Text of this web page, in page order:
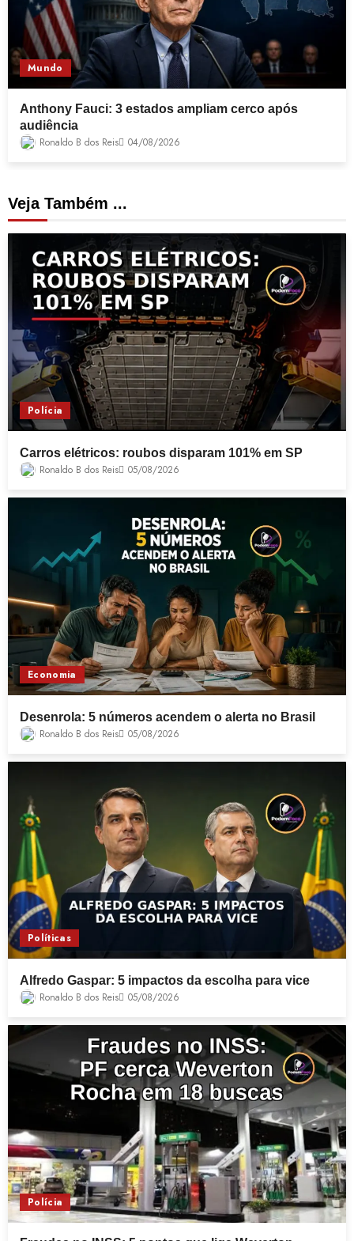
Mundo
Anthony Fauci: 3 estados ampliam cerco após
audiência
Ronaldo B dos Reis 04/08/2026
Veja Também ...
Polícia
Carros elétricos: roubos disparam 101% em SP
Ronaldo B dos Reis 05/08/2026
Economia
Desenrola: 5 números acendem o alerta no Brasil
Ronaldo B dos Reis 05/08/2026
Políticas
Alfredo Gaspar: 5 impactos da escolha para vice
Ronaldo B dos Reis 05/08/2026
Polícia